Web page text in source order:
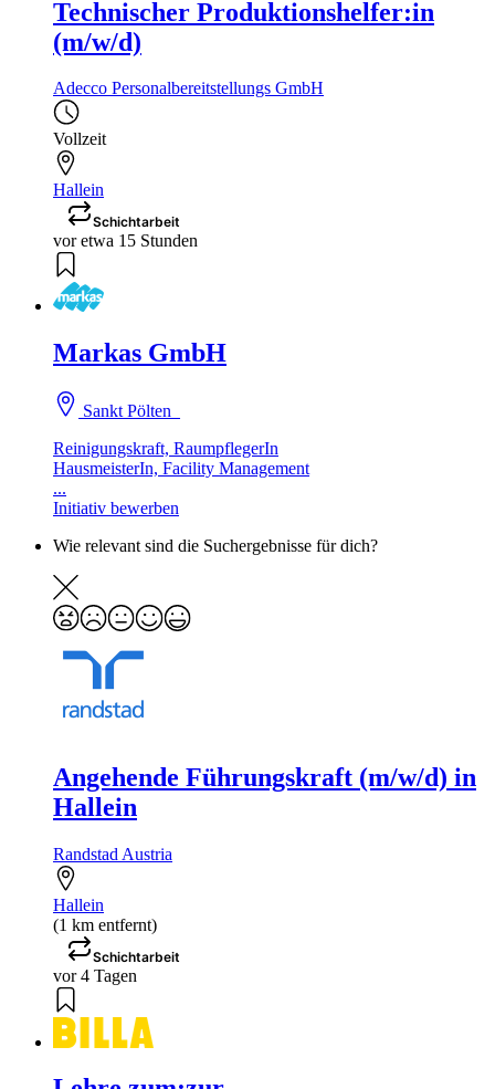
Technischer Produktionshelfer:in
(m/w/d)
Adecco Personalbereitstellungs GmbH
Vollzeit
Hallein
Schichtarbeit
vor etwa 15 Stunden
Markas GmbH
Sankt Pölten
Reinigungskraft, RaumpflegerIn
HausmeisterIn, Facility Management
...
Initiativ bewerben
Wie relevant sind die Suchergebnisse für dich?
Angehende Führungskraft (m/w/d) in
Hallein
Randstad Austria
Hallein
(1 km entfernt)
Schichtarbeit
vor 4 Tagen